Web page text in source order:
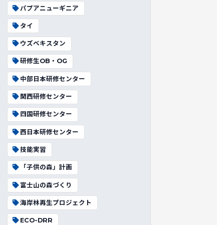
パプアニューギニア
タイ
ウズベキスタン
研修生OB・OG
中部日本研修センター
関西研修センター
四国研修センター
西日本研修センター
技能実習
「子供の森」計画
富士山の森づくり
海岸林再生プロジェクト
ECO-DRR